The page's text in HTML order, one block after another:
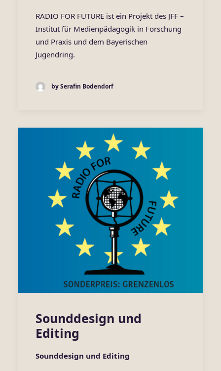
RADIO FOR FUTURE ist ein Projekt des JFF –
Institut für Medienpädagogik in Forschung
und Praxis und dem Bayerischen
Jugendring.
by Serafin Bodendorf
Sounddesign und
Editing
Sounddesign und Editing